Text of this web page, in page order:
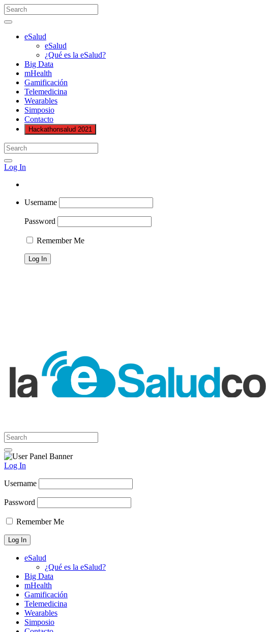
eSalud
eSalud
¿Qué es la eSalud?
Big Data
mHealth
Gamificación
Telemedicina
Wearables
Simposio
Contacto
Hackathonsalud 2021
Log In
Username
Password
Remember Me
Log In
Username
Password
Remember Me
eSalud
¿Qué es la eSalud?
Big Data
mHealth
Gamificación
Telemedicina
Wearables
Simposio